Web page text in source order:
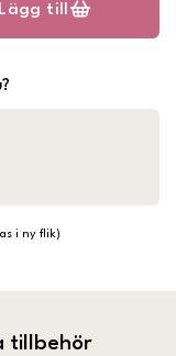
Lägg till
i ny flik)
tillbehör